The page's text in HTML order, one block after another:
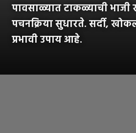
पावसाळ्यात टाकळ्याची भाजी
पचनक्रिया सुधारते. सर्दी,
प्रभावी उपाय आहे.